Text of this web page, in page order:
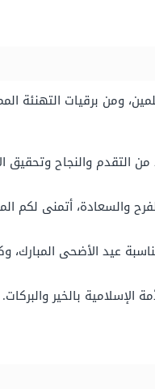
ومن برقيات التهنئة
التقدم والنجاح وتحقيق
والسعادة، أتمنى لكم
عيد الأضحى المبارك،
الإسلامية بالخير والبركات.